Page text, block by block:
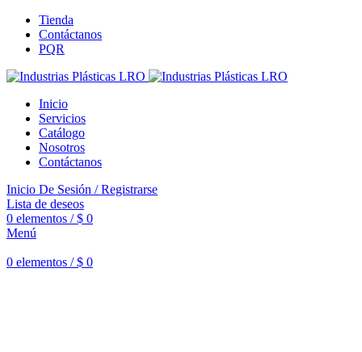
Tienda
Contáctanos
PQR
Inicio
Servicios
Catálogo
Nosotros
Contáctanos
Inicio De Sesión / Registrarse
Lista de deseos
0 elementos / $ 0
Menú
0 elementos / $ 0